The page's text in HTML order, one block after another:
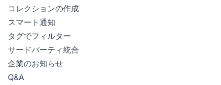
コレクションの作成
スマート通知
タグでフィルター
サードパーティ統合
企業のお知らせ
Q&A